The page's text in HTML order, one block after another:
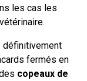
les cas les
définitivement
fermés en
copeaux de